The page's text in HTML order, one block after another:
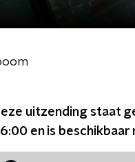
uitzending staat
en is beschikbaar